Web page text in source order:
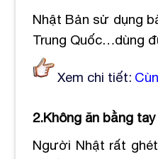
Nhật Bản sử dụng
Trung Quốc…dùng
Xem chi tiết:
2.Không ăn bằng tay
Người Nhật rất